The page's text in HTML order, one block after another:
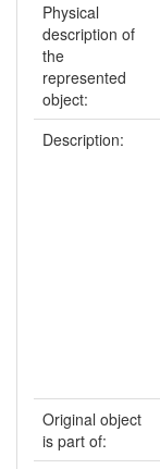
Physical
description of
the
represented
object:
Description:
Original object
is part of: